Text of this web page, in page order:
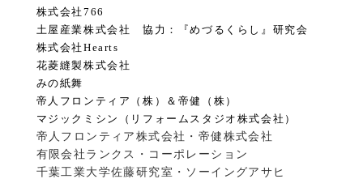
株式会社 766
土屋産業株式会社 協力：『めづるくらし』研究会
株式会社 Hearts
花菱縫製株式会社
みの紙舞
帝人フロンティア（株）＆帝健（株）
マジックミシン（リフォームスタジオ株式会社）
帝人フロンティア株式会社・帝健株式会社
有限会社ランクス・コーポレーション
千葉工業大学佐藤研究室・ソーイングアサヒ